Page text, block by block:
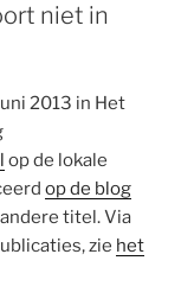
niet in
2013 in Het
op de lokale
op de blog
titel. Via
zie het